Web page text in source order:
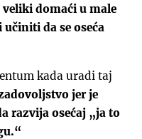
domaći u male
da se oseća
kada uradi taj
jer je
razvija osećaj „ja to